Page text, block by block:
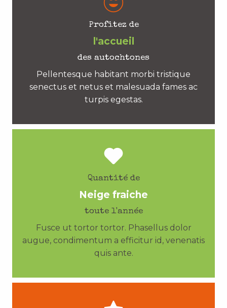
Profitez de
l'accueil
des autochtones
Pellentesque habitant morbi tristique
senectus et netus et malesuada fames ac
turpis egestas.
Quantité de
Neige fraiche
toute l'année
Fusce ut tortor tortor. Phasellus dolor
augue, condimentum a efficitur id, venenatis
quis ante.